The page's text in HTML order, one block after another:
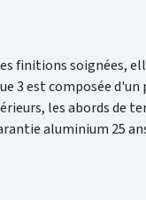
finitions soignées,
3 est composée
les abords de
aluminium 25